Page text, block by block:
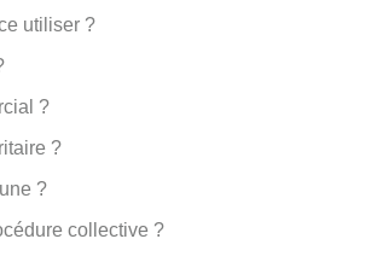
utiliser ?
?
?
?
collective ?